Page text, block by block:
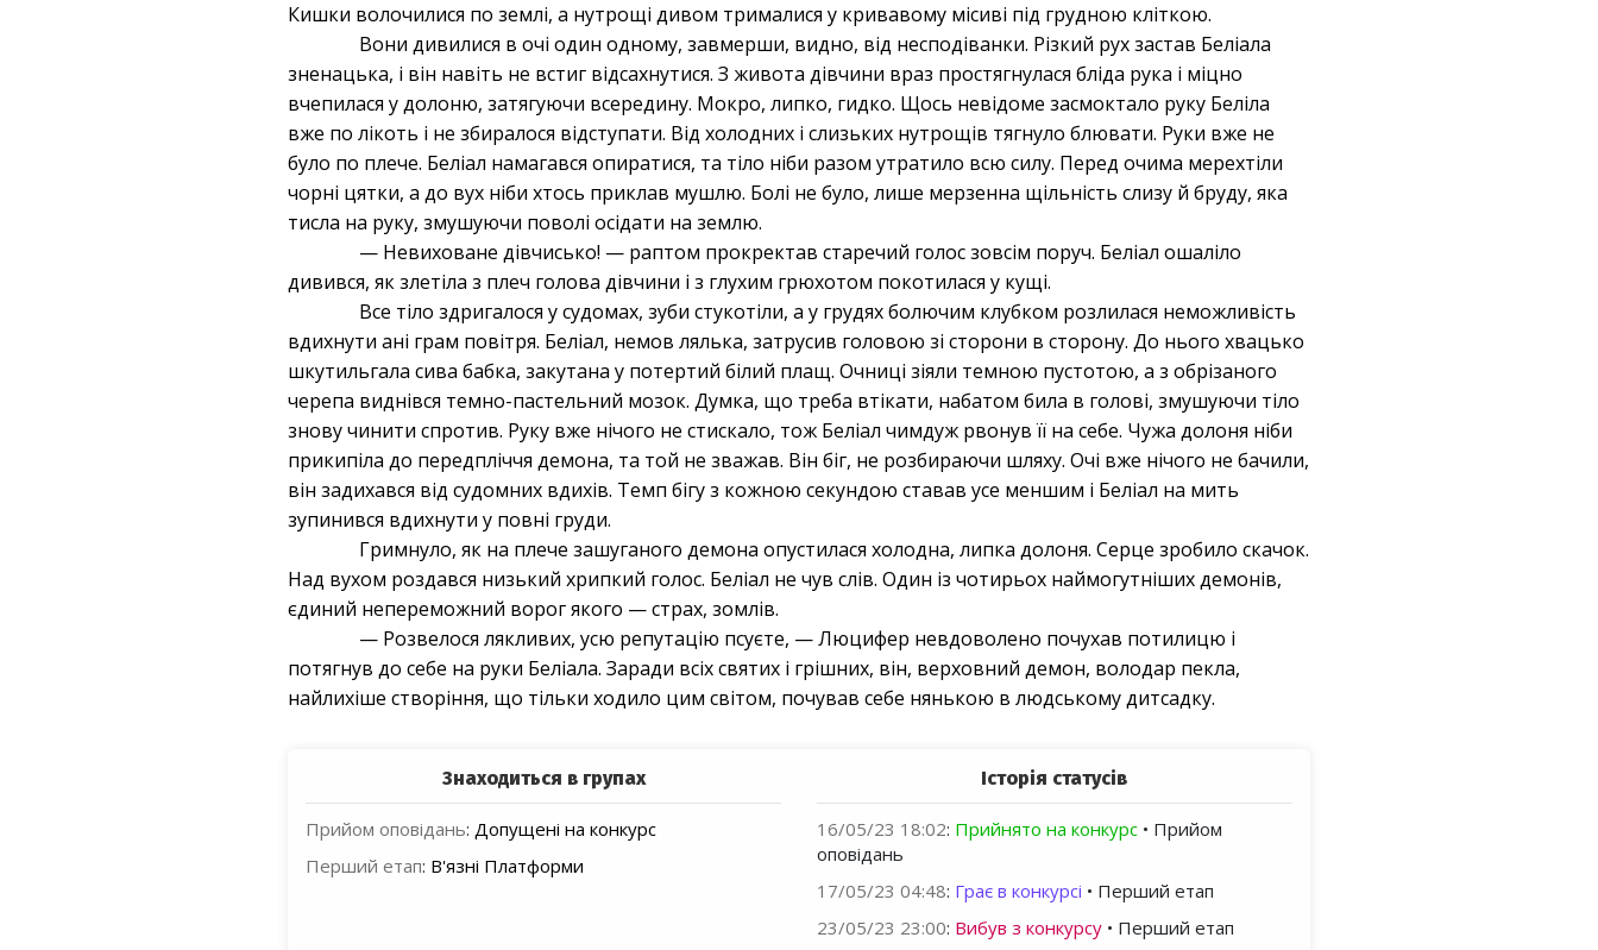
Кишки волочилися по землі, а нутрощі дивом трималися у кривавому місиві під грудною кліткою.
Вони дивилися в очі один одному, завмерши, видно, від несподіванки. Різкий рух застав Беліала
зненацька, і він навіть не встиг відсахнутися. З живота дівчини враз простягнулася бліда рука і міцно
вчепилася у долоню, затягуючи всередину. Мокро, липко, гидко. Щось невідоме засмоктало руку Беліла
вже по лікоть і не збиралося відступати. Від холодних і слизьких нутрощів тягнуло блювати. Руки вже не
було по плече. Беліал намагався опиратися, та тіло ніби разом утратило всю силу. Перед очима мерехтіли
чорні цятки, а до вух ніби хтось приклав мушлю. Болі не було, лише мерзенна щільність слизу й бруду, яка
тисла на руку, змушуючи поволі осідати на землю.
— Невиховане дівчисько! — раптом прокректав старечий голос зовсім поруч. Беліал ошаліло
дивився, як злетіла з плеч голова дівчини і з глухим грюхотом покотилася у кущі.
Все тіло здригалося у судомах, зуби стукотіли, а у грудях болючим клубком розлилася неможливість
вдихнути ані грам повітря. Беліал, немов лялька, затрусив головою зі сторони в сторону. До нього хвацько
шкутильгала сива бабка, закутана у потертий білий плащ. Очниці зіяли темною пустотою, а з обрізаного
черепа виднівся темно-пастельний мозок. Думка, що треба втікати, набатом била в голові, змушуючи тіло
знову чинити спротив. Руку вже нічого не стискало, тож Беліал чимдуж рвонув її на себе. Чужа долоня ніби
прикипіла до передпліччя демона, та той не зважав. Він біг, не розбираючи шляху. Очі вже нічого не бачили,
він задихався від судомних вдихів. Темп бігу з кожною секундою ставав усе меншим і Беліал на мить
зупинився вдихнути у повні груди.
Гримнуло, як на плече зашуганого демона опустилася холодна, липка долоня. Серце зробило скачок.
Над вухом роздався низький хрипкий голос. Беліал не чув слів. Один із чотирьох наймогутніших демонів,
єдиний непереможний ворог якого — страх, зомлів.
— Розвелося лякливих, усю репутацію псуєте, — Люцифер невдоволено почухав потилицю і
потягнув до себе на руки Беліала. Заради всіх святих і грішних, він, верховний демон, володар пекла,
найлихіше створіння, що тільки ходило цим світом, почував себе нянькою в людському дитсадку.
Знаходиться в групах
Прийом оповідань:Допущені на конкурс
Перший етап: В'язні Платформи
Історія статусів
16/05/23 18:02: Прийнято на конкурс• Прийом
оповідань
17/05/23 04:48: Грає в конкурсі • Перший етап
23/05/23 23:00: Вибув з конкурсу• Перший етап